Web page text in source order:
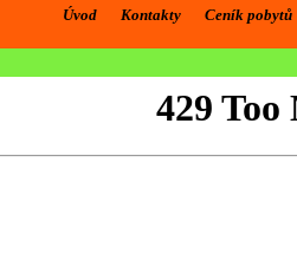
Úvod Kontakty Ceník pobytů